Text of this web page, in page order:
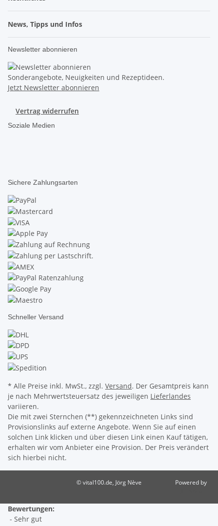
News, Tipps und Infos
Newsletter abonnieren
Sonderangebote, Neuigkeiten und Rezeptideen.
Jetzt Newsletter abonnieren
Vertrag widerrufen
Soziale Medien
Sichere Zahlungsarten
Schneller Versand
* Alle Preise inkl. MwSt., zzgl. Versand. Der Gesamtpreis kann
je nach Mehrwertsteuersatz des jeweiligen Lieferlandes
variieren.
Die mit zwei Sternchen (**) gekennzeichneten Links sind
Provisionslinks auf externe Angebote. Wenn Sie auf einen
solchen Link klicken und über diesen Link einen Kauf tätigen,
erhalten wir vom Anbieter eine Provision. Der Preis verändert
sich hierbei nicht.
© vital100.de, Jörg Nève
Powered by
Bewertungen:
- Sehr gut